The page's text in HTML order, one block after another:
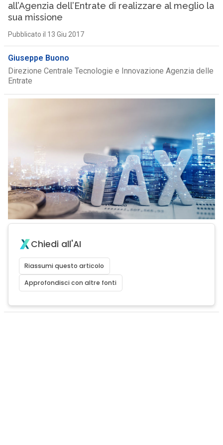
all’Agenzia dell’Entrate di realizzare al meglio la
sua missione
Pubblicato il 13 Giu 2017
Giuseppe Buono
Direzione Centrale Tecnologie e Innovazione Agenzia delle
Entrate
Chiedi all'AI
Riassumi questo articolo
Approfondisci con altre fonti